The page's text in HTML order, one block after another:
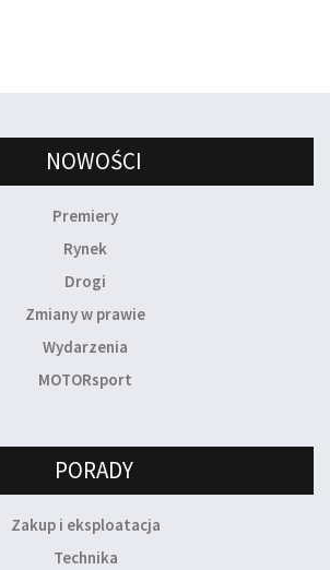
NOWOŚCI
Premiery
Rynek
Drogi
Zmiany w prawie
Wydarzenia
MOTORsport
PORADY
Zakup i eksploatacja
Technika